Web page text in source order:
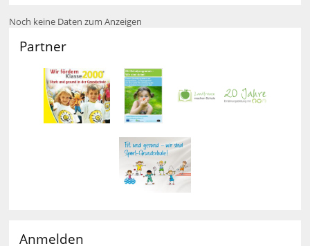
Noch keine Daten zum Anzeigen
Partner
Anmelden